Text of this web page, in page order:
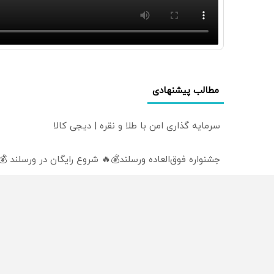
مطالب پیشنهادی
سرمایه گذاری امن با طلا و نقره | دیجی کالا
جشنواره فوق‌العاده ورسلند💰🔥 شروع رایگان در ورسلند